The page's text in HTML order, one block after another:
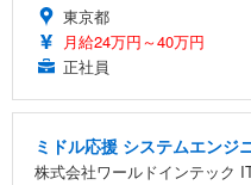
東京都
月給24万円～40万円
正社員
ミドル応援 システムエンジ
株式会社ワールドインテック